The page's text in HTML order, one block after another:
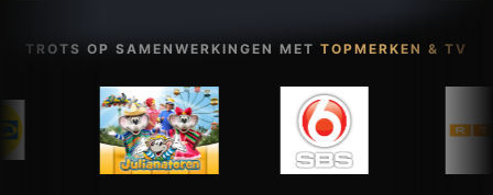
TROTS OP SAMENWERKINGEN MET TOPMERKEN & TV